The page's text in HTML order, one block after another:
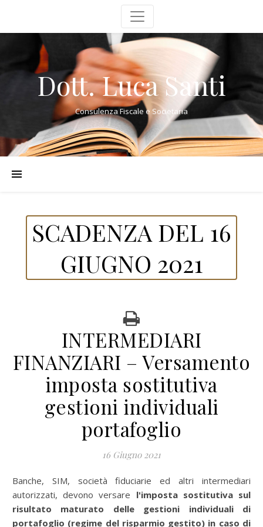
Dott. Luca Santi
Consulenza Fiscale e Societaria
SCADENZA DEL 16
GIUGNO 2021
INTERMEDIARI
FINANZIARI – Versamento
imposta sostitutiva
gestioni individuali
portafoglio
16 Giugno 2021
Banche, SIM, società fiduciarie ed altri intermediari
autorizzati, devono versare l'imposta sostitutiva sul
risultato maturato delle gestioni individuali di
portafoglio (regime del risparmio gestito) in caso di